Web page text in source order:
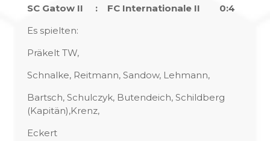
SC Gatow II : FC Internationale II 0:4
Es spielten:
Präkelt TW,
Schnalke, Reitmann, Sandow, Lehmann,
Bartsch, Schulczyk, Butendeich, Schildberg
(Kapitän),Krenz,
Eckert